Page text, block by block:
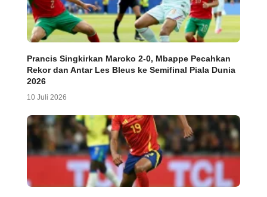
Prancis Singkirkan Maroko 2-0, Mbappe Pecahkan
Rekor dan Antar Les Bleus ke Semifinal Piala Dunia
2026
10 Juli 2026